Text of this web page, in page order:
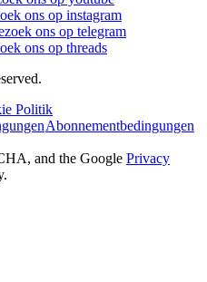
ons op instagram
ons op telegram
ons op threads
Politik
Abonnementbedingungen
and the Google Privacy